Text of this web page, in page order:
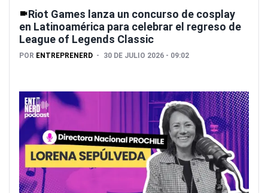
Riot Games lanza un concurso de cosplay
en Latinoamérica para celebrar el regreso de
League of Legends Classic
POR ENTREPRENERD 30 DE JULIO 2026 - 09:02